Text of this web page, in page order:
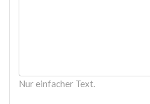
Nur einfacher Text.